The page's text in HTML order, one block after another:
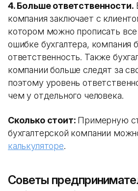
4. Больше ответственности.
компания заключает с
котором можно прописать
ошибке бухгалтера, компания
ответственность. Также
компании больше следят за
поэтому уровень
чем у отдельного человека.
Сколько стоит: Примерную
бухгалтерской компании
калькуляторе.
Советы